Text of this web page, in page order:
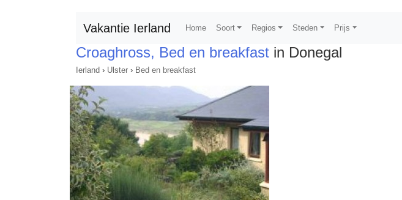
Vakantie Ierland Home Soort Regios Steden Prijs
Croaghross, Bed en breakfast in Donegal
Ierland › Ulster › Bed en breakfast